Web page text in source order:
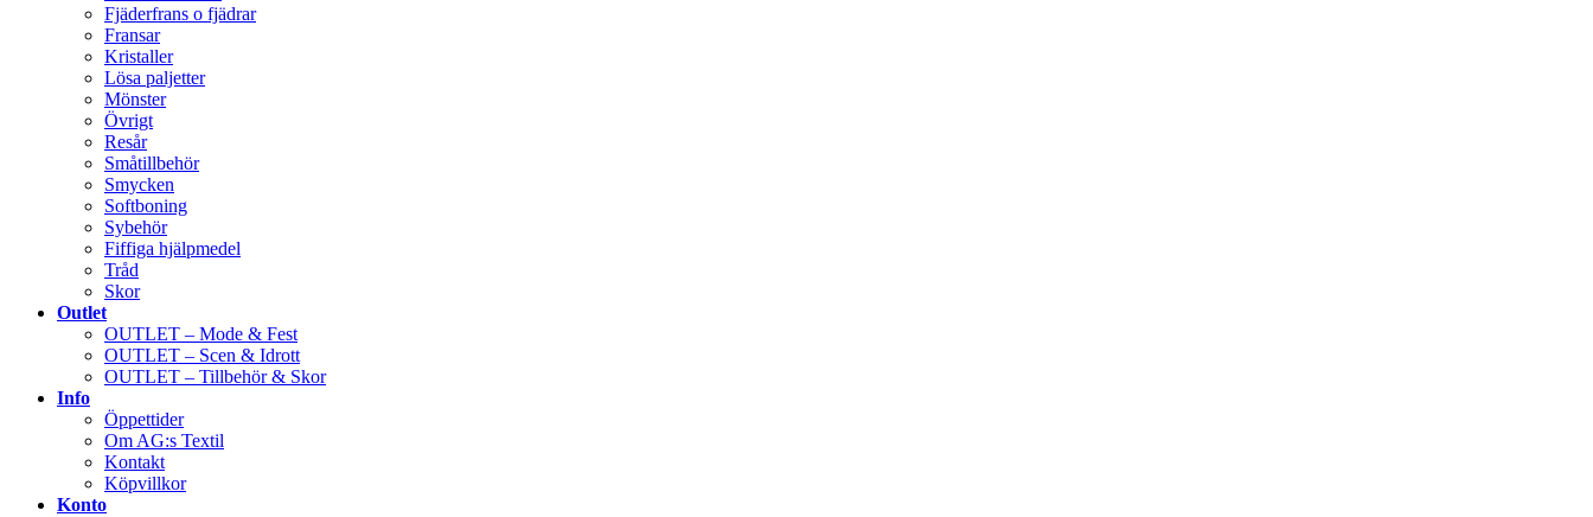
Fjäderfrans o fjädrar
Fransar
Kristaller
Lösa paljetter
Mönster
Övrigt
Resår
Småtillbehör
Smycken
Softboning
Sybehör
Fiffiga hjälpmedel
Tråd
Skor
Outlet
OUTLET – Mode & Fest
OUTLET – Scen & Idrott
OUTLET – Tillbehör & Skor
Info
Öppettider
Om AG:s Textil
Kontakt
Köpvillkor
Konto